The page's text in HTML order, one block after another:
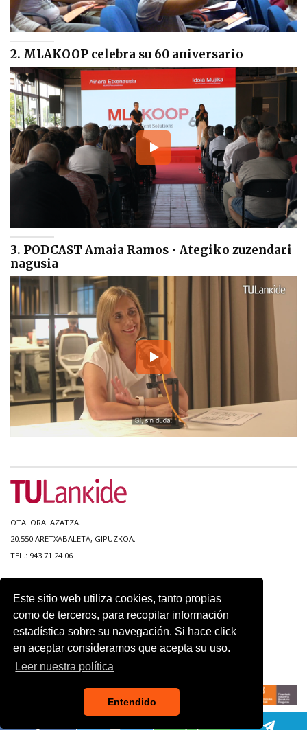
Este sitio web utiliza cookies, tanto propias
como de terceros, para recopilar información
estadística sobre su navegación. Si hace click
en aceptar consideramos que acepta su uso.
Leer nuestra política
Entendido
2. MLAKOOP celebra su 60 aniversario
3. PODCAST Amaia Ramos • Ategiko zuzendari
nagusia
OTALORA. AZATZA.
20.550 ARETXABALETA, GIPUZKOA.
TEL.: 943 71 24 06
ACCESIBILIDAD
CONTACTO
AVISO LEGAL
POLITICA DE PRIVACIDAD
USO DE COOKIES